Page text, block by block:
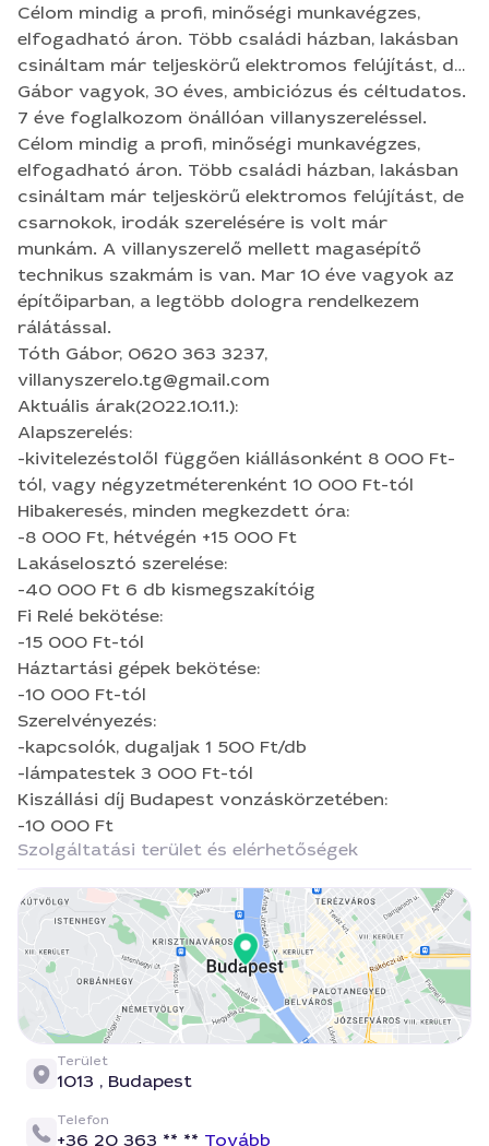
Célom mindig a profi, minőségi munkavégzes,
elfogadható áron. Több családi házban, lakásban
csináltam már teljeskörű elektromos felújítást, de
csarnokok, irodák szerelésére is volt már
munkám. A villanyszerelő mellett magasépítő
technikus szakmám is van. Mar 10 éve vagyok az
építőiparban, a legtöbb dologra rendelkezem
rálátással. Tóth Gábor, 0620 363 3237,
villanyszerelo.tg@gmail.com Aktuális
árak(2022.10.11.): Alapszerelés: -kivitelezéstolől
függően kiállásonként 8 000 Ft-tól, vagy
négyzetméterenként 10 000 Ft-tól Hibakeresés,
minden megkezdett óra: -8 000 Ft, hétvégén +15
000 Ft Lakáselosztó szerelése: -40 000 Ft 6 db
kismegszakítóig Fi Relé bekötése: -15 000 Ft-tól
Háztartási gépek bekötése: -10 000 Ft-tól
Szerelvényezés: -kapcsolók, dugaljak 1 500 Ft/db -
lámpatestek 3 000 Ft-tól Kiszállási díj Budapest
vonzáskörzetében: -10 000 Ft
Gábor vagyok, 30 éves, ambiciózus és céltudatos.
7 éve foglalkozom önállóan villanyszereléssel.
Célom mindig a profi, minőségi munkavégzes,
elfogadható áron. Több családi házban, lakásban
csináltam már teljeskörű elektromos felújítást, de
csarnokok, irodák szerelésére is volt már
munkám. A villanyszerelő mellett magasépítő
technikus szakmám is van. Mar 10 éve vagyok az
építőiparban, a legtöbb dologra rendelkezem
rálátással.
Tóth Gábor, 0620 363 3237,
villanyszerelo.tg@gmail.com
Aktuális árak(2022.10.11.):
Alapszerelés:
-kivitelezéstolől függően kiállásonként 8 000 Ft-
tól, vagy négyzetméterenként 10 000 Ft-tól
Hibakeresés, minden megkezdett óra:
-8 000 Ft, hétvégén +15 000 Ft
Lakáselosztó szerelése:
-40 000 Ft 6 db kismegszakítóig
Fi Relé bekötése:
-15 000 Ft-tól
Háztartási gépek bekötése:
-10 000 Ft-tól
Szerelvényezés:
-kapcsolók, dugaljak 1 500 Ft/db
-lámpatestek 3 000 Ft-tól
Kiszállási díj Budapest vonzáskörzetében:
-10 000 Ft
Szolgáltatási terület és elérhetőségek
Terület
1013 , Budapest
Telefon
+36 20 363 ** ** Tovább